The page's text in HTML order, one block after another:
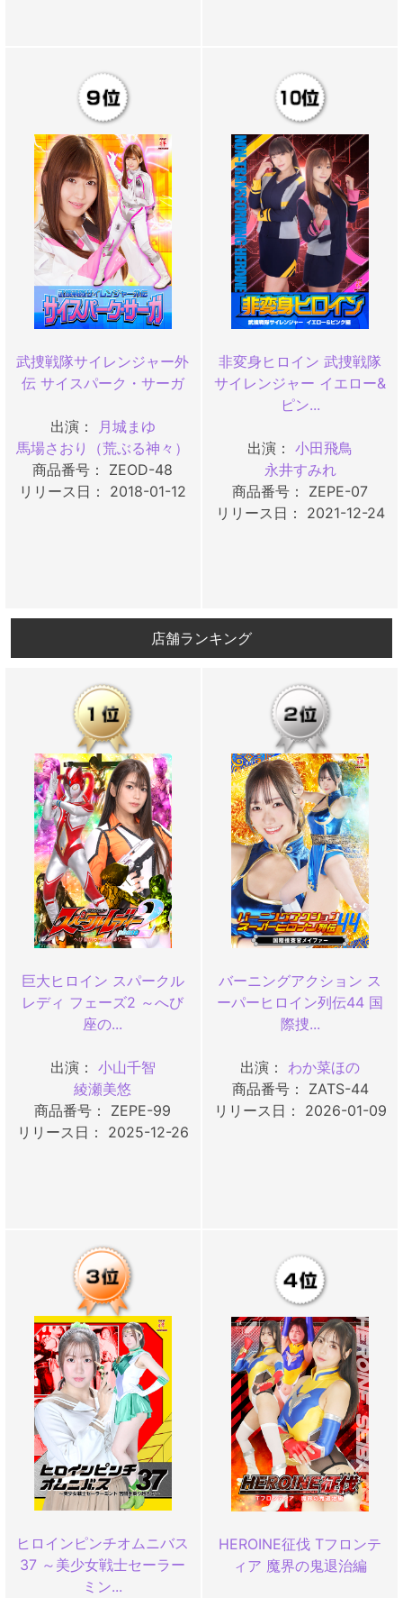
武捜戦隊サイレンジャー外
伝 サイスパーク・サーガ
出演：
月城まゆ
馬場さおり（荒ぶる神々）
商品番号： ZEOD-48
リリース日： 2018-01-12
非変身ヒロイン 武捜戦隊
サイレンジャー イエロー&
ピン...
出演：小田飛鳥
永井すみれ
商品番号： ZEPE-07
リリース日： 2021-12-24
店舗ランキング
巨大ヒロイン スパークル
レディ フェーズ2 ～へび
座の...
出演： 小山千智
綾瀬美悠
商品番号： ZEPE-99
リリース日： 2025-12-26
バーニングアクション ス
ーパーヒロイン列伝44 国
際捜...
出演：わか菜ほの
商品番号： ZATS-44
リリース日： 2026-01-09
ヒロインピンチオムニバス
37 ～美少女戦士セーラー
ミン...
HEROINE征伐 Tフロンテ
ィア 魔界の鬼退治編